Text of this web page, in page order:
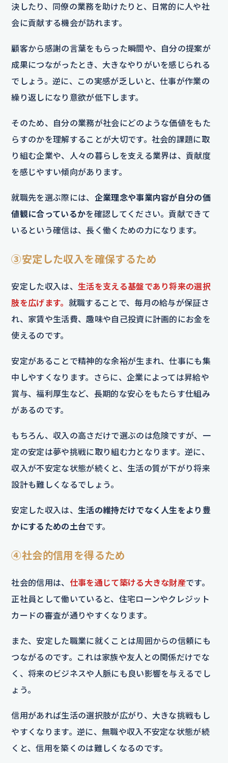
決したり、同僚の業務を助けたりと、日常的に人や社
会に貢献する機会が訪れます。
顧客から感謝の言葉をもらった瞬間や、自分の提案が
成果につながったとき、大きなやりがいを感じられる
でしょう。逆に、この実感が乏しいと、仕事が作業の
繰り返しになり意欲が低下します。
そのため、自分の業務が社会にどのような価値をもた
らすのかを理解することが大切です。社会的課題に取
り組む企業や、人々の暮らしを支える業界は、貢献度
を感じやすい傾向があります。
就職先を選ぶ際には、 企業理念や事業内容が自分の価
値観に合っているかを確認してください。貢献できて
いるという確信は、長く働くための力になります。
③安定した収入を確保するため
安定した収入は、 生活を支える基盤であり将来の選択
肢を広げます。 就職することで、毎月の給与が保証さ
れ、家賃や生活費、趣味や自己投資に計画的にお金を
使えるのです。
安定があることで精神的な余裕が生まれ、仕事にも集
中しやすくなります。さらに、企業によっては昇給や
賞与、福利厚生など、長期的な安心をもたらす仕組み
があるのです。
もちろん、収入の高さだけで選ぶのは危険ですが、一
定の安定は夢や挑戦に取り組む力となります。逆に、
収入が不安定な状態が続くと、生活の質が下がり将来
設計も難しくなるでしょう。
安定した収入は、 生活の維持だけでなく人生をより豊
かにするための土台です。
④社会的信用を得るため
社会的信用は、 仕事を通じて築ける大きな財産です。
正社員として働いていると、住宅ローンやクレジット
カードの審査が通りやすくなります。
また、安定した職業に就くことは周囲からの信頼にも
つながるのです。これは家族や友人との関係だけでな
く、将来のビジネスや人脈にも良い影響を与えるでし
ょう。
信用があれば生活の選択肢が広がり、大きな挑戦もし
やすくなります。逆に、無職や収入不安定な状態が続
くと、信用を築くのは難しくなるのです。